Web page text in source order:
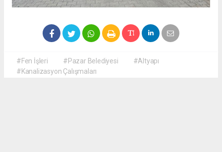
#Fen İşleri #Pazar Belediyesi
#Altyapı
#Kanalizasyon Çalışmaları